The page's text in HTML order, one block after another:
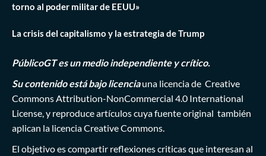
torno al poder militar de EEUU»
La crisis del capitalismo y la estrategia de Trump
PúblicoGT es un medio independiente y crítico.
Su contenido está bajo licenciauna licencia de Creative
Commons Attribution-NonCommercial 4.0 International
License , y reproduce artículos cuya fuente original también
aplican la licencia Creative Commons.
El objetivo es compartir reflexiones criticas que interesan al